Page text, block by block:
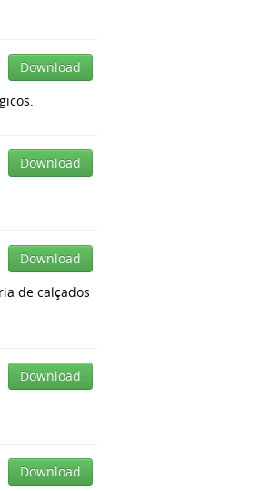
Download
Download
Download
de calçados
Download
Download